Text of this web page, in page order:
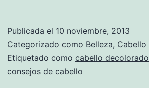
Publicada el 10 noviembre, 2013
Categorizado como Belleza, Cabello
Etiquetado como cabello decolorado
consejos de cabello